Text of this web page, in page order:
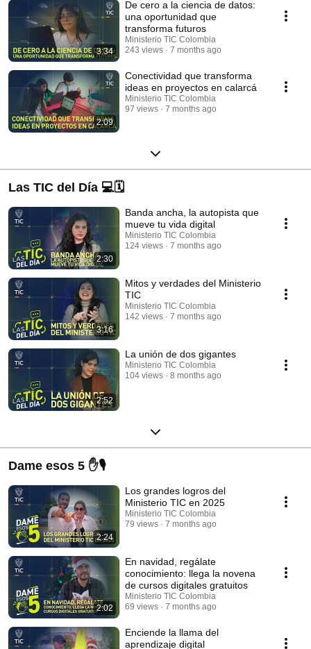
3:34
De cero a la ciencia de datos:
una oportunidad que
transforma futuros
Ministerio TIC Colombia
243 views
7 months ago
2:09
Conectividad que transforma
ideas en proyectos en calarcá
Ministerio TIC Colombia
97 views
7 months ago
Las TIC del Día 💻🗓️
2:30
Banda ancha, la autopista que
mueve tu vida digital
Ministerio TIC Colombia
124 views
7 months ago
3:16
Mitos y verdades del Ministerio
TIC
Ministerio TIC Colombia
142 views
7 months ago
2:52
La unión de dos gigantes
Ministerio TIC Colombia
104 views
8 months ago
Dame esos 5 ✋🎙️
2:24
Los grandes logros del
Ministerio TIC en 2025
Ministerio TIC Colombia
79 views
7 months ago
2:02
En navidad, regálate
conocimiento: llega la novena
de cursos digitales gratuitos
Ministerio TIC Colombia
69 views
7 months ago
Enciende la llama del
aprendizaje digital